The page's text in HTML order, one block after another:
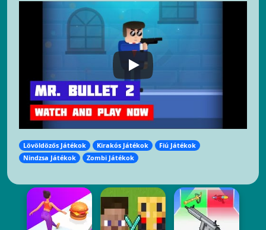
Lövöldözős Játékok Kirakós Játékok
Fiú Játékok
Nindzsa Játékok
Zombi Játékok